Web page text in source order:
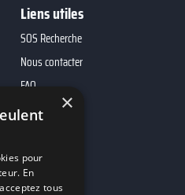
Liens utiles
SOS Recherche
Nous contacter
FAQ
×
pour
En
tous